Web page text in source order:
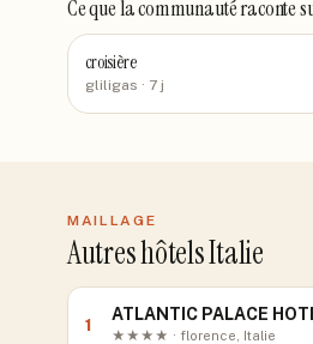
Ce que la communauté raconte
croisière
gliligas · 7 j
MAILLAGE
Autres hôtels Italie
1
ATLANTIC PALACE
★★★★ · florence, Italie